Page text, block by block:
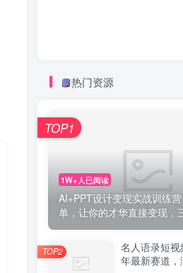
热门资源
1W+人已阅读
AI+PPT设计变现实战训练
单，让你的才华直接变现，
TOP1
名人语录短
年最新赛道
TOP2